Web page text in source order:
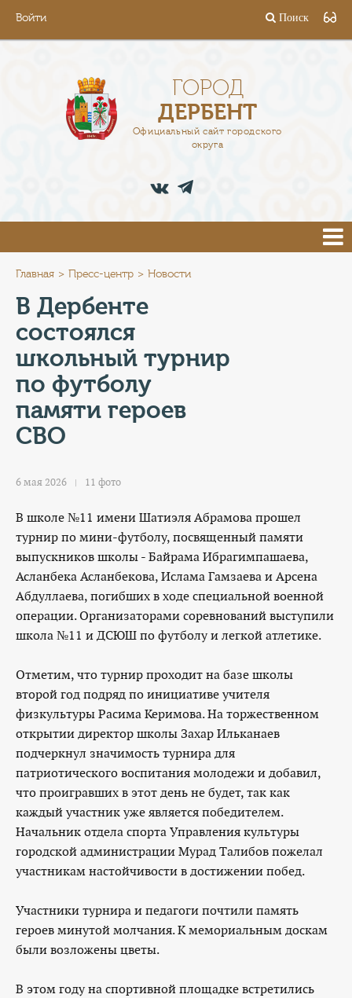
Войти Поиск
ГОРОД
ДЕРБЕНТ
Официальный сайт городского
округа
АДМИНИСТРАЦИЯ
ПРЕСС-ЦЕНТР
ТУРИСТАМ
КОНТАКТЫ
ТАРИФЫ
ГЕРОИ Z
СЛУЖБА ПО КОНТРАКТУ
Главная Пресс-центр Новости
В Дербенте
состоялся
школьный турнир
по футболу
памяти героев
СВО
6 мая 2026 11 фото
В школе №11 имени Шатиэля Абрамова прошел
турнир по мини-футболу, посвященный памяти
выпускников школы - Байрама Ибрагимпашаева,
Асланбека Асланбекова, Ислама Гамзаева и Арсена
Абдуллаева, погибших в ходе специальной военной
операции. Организаторами соревнований выступили
школа №11 и ДСЮШ по футболу и легкой атлетике.
Отметим, что турнир проходит на базе школы
второй год подряд по инициативе учителя
физкультуры Расима Керимова. На торжественном
открытии директор школы Захар Ильканаев
подчеркнул значимость турнира для
патриотического воспитания молодежи и добавил,
что проигравших в этот день не будет, так как
каждый участник уже является победителем.
Начальник отдела спорта Управления культуры
городской администрации Мурад Талибов пожелал
участникам настойчивости в достижении побед.
Участники турнира и педагоги почтили память
героев минутой молчания. К мемориальным доскам
были возложены цветы.
В этом году на спортивной площадке встретились